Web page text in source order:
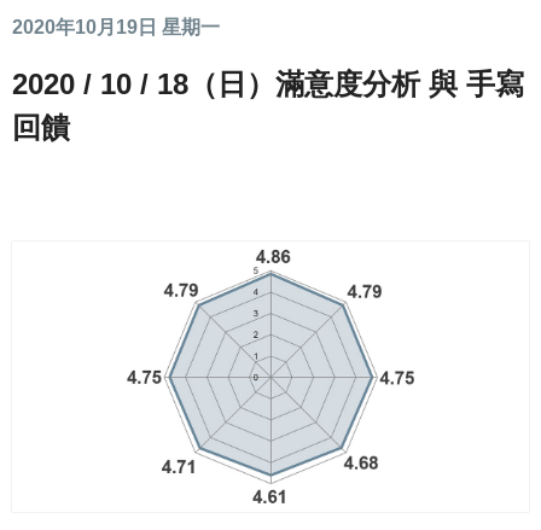
2020年10月19日 星期一
2020 / 10 / 18（日）滿意度分析 與 手寫
回饋